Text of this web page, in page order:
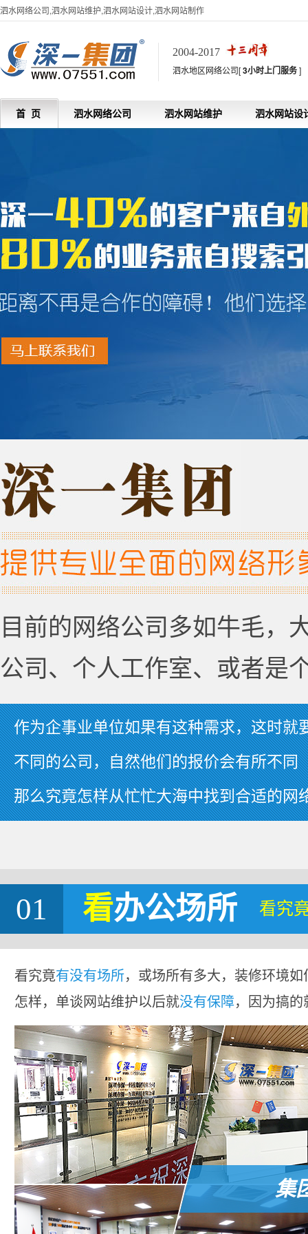
泗水网络公司,泗水网站维护,泗水网站设计,泗水网站制作
2004-2017
泗水地区网络公司[3小时上门服务]
首 页 泗水网络公司 泗水网站维护 泗水网站设
目前的网络公司多如牛毛，
公司、个人工作室、或者是
作为企事业单位如果有这种需求，这时就
不同的公司，自然他们的报价会有所不同
那么究竟怎样从忙忙大海中找到合适的网
01 看办公场所 看究
看究竟有没有场所，或场所有多大，装修环境
怎样，单谈网站维护以后就没有保障，因为搞
集